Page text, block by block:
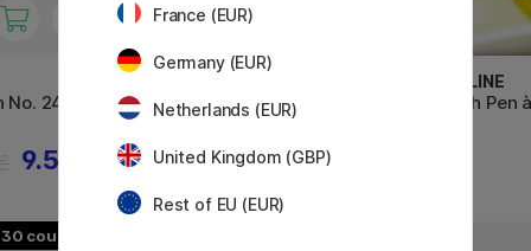
24
9.52 €
Koi Coloring Brush Pen à l'unité
3.40 €
ECOLINE
Brush Pen
30
France (EUR)
Germany (EUR)
Netherlands (EUR)
United Kingdom (GBP)
Rest of EU (EUR)